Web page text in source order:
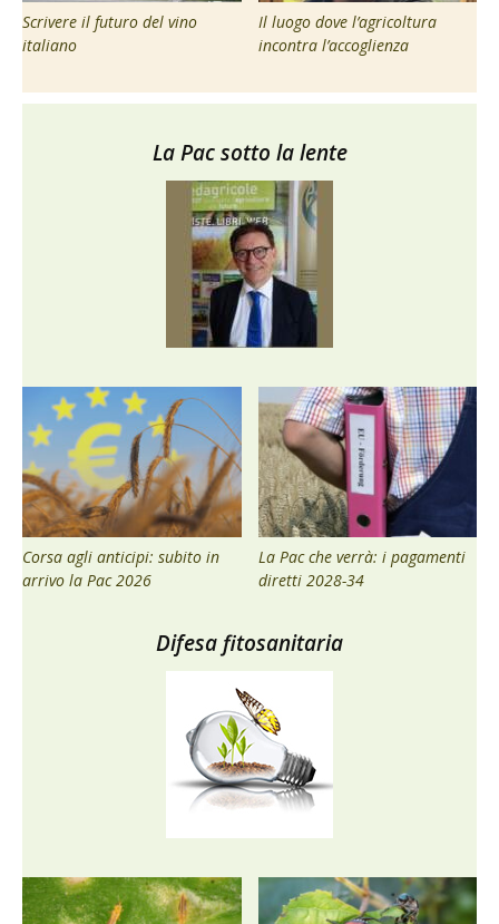
Scrivere il futuro del vino
italiano
Il luogo dove l’agricoltura
incontra l’accoglienza
La Pac sotto la lente
Corsa agli anticipi: subito in
arrivo la Pac 2026
La Pac che verrà: i pagamenti
diretti 2028-34
Difesa fitosanitaria